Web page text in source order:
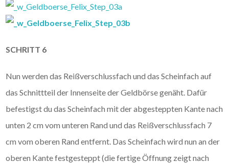
SCHRITT 6
Nun werden das Reißverschlussfach und das Scheinfach auf
das Schnittteil der Innenseite der Geldbörse genäht. Dafür
befestigst du das Scheinfach mit der abgesteppten Kante nach
unten 2 cm vom unteren Rand und das Reißverschlussfach 7
cm vom oberen Rand entfernt. Das Scheinfach wird nun an der
oberen Kante festgesteppt (die fertige Öffnung zeigt nach